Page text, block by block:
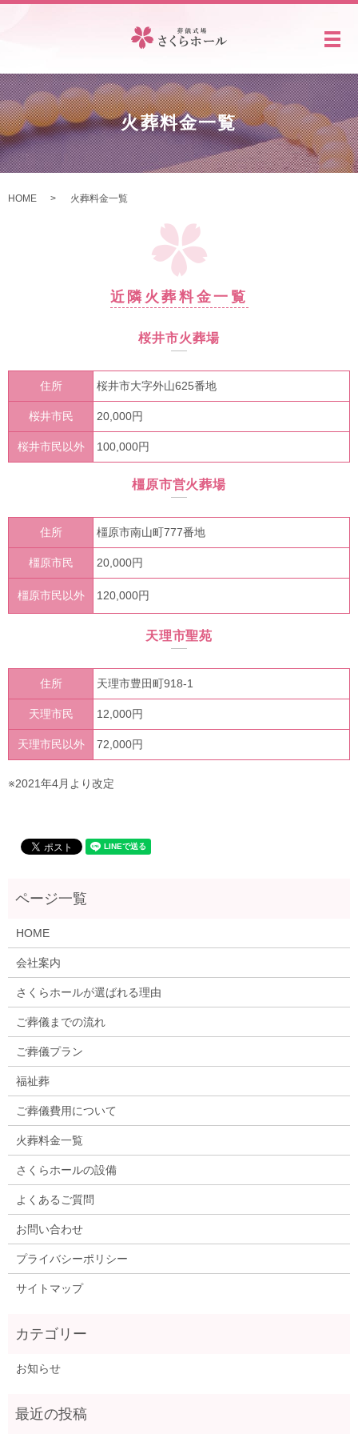
メ
火葬料金一覧
HOME 火葬料金一覧
近隣火葬料金一覧
桜井市火葬場
住所 桜井市大字外山625番地
桜井市民 20,000円
桜井市民以外 100,000円
橿原市営火葬場
住所 橿原市南山町777番地
橿原市民 20,000円
橿原市民以外 120,000円
天理市聖苑
住所 天理市豊田町918-1
天理市民 12,000円
天理市民以外 72,000円
※2021年4月より改定
HOME
会社案内
さくらホールが選ばれる理由
ご葬儀までの流れ
ご葬儀プラン
福祉葬
ご葬儀費用について
火葬料金一覧
さくらホールの設備
よくあるご質問
お問い合わせ
プライバシーポリシー
サイトマップ
お知らせ